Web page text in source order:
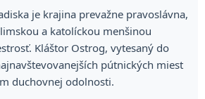
je krajina prevažne pravoslávna,
a katolíckou menšinou
Kláštor Ostrog, vytesaný do
pútnických miest
duchovnej odolnosti.